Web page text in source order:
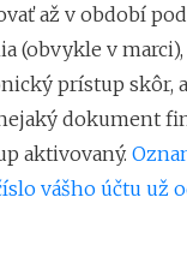
až v období
(obvykle v marci),
prístup skôr,
dokument
aktivovaný.
vášho účtu už